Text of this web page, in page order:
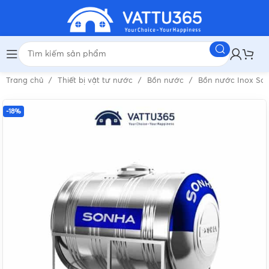
Trang chủ Thiết bị vật tư nước Bồn nước Bồn nước Inox
-18%